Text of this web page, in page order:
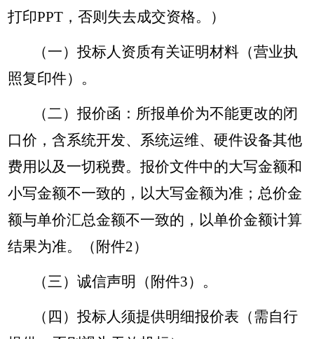
打印PPT，否则失去成交资格。）
（一）投标人资质有关证明材料（营业执
照复印件）。
（二）报价函：所报单价为不能更改的闭
口价，含系统开发、系统运维、硬件设备其他
费用以及一切税费。报价文件中的大写金额和
小写金额不一致的，以大写金额为准；总价金
额与单价汇总金额不一致的，以单价金额计算
结果为准。（附件2）
（三）诚信声明（附件3）。
（四）投标人须提供明细报价表（需自行